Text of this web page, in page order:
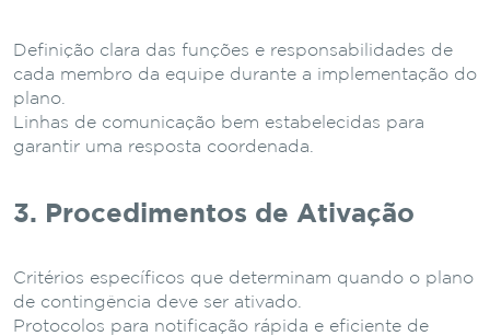
Definição clara das funções e responsabilidades de
cada membro da equipe durante a implementação do
plano.
Linhas de comunicação bem estabelecidas para
garantir uma resposta coordenada.
3. Procedimentos de Ativação
Critérios específicos que determinam quando o plano
de contingência deve ser ativado.
Protocolos para notificação rápida e eficiente de